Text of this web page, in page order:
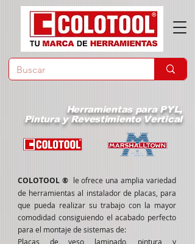
Herramientas para PYL,
Pintura y Revestimiento Vertical
COLOTOOL ® le ofrece una amplia variedad
de herramientas al instalador de placas, para
que pueda realizar su trabajo con la mayor
comodidad consiguiendo el acabado perfecto
para el montaje de sistemas de:
Placas de yeso laminado, pintura y